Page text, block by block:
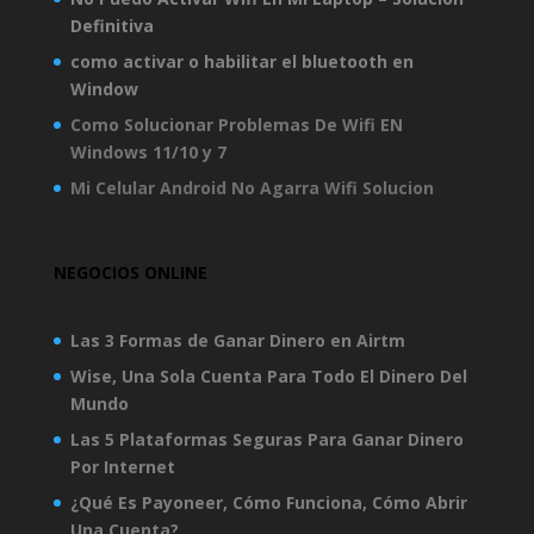
Definitiva
como activar o habilitar el bluetooth en
Window
Como Solucionar Problemas De Wifi EN
Windows 11/10 y 7
Mi Celular Android No Agarra Wifi Solucion
NEGOCIOS ONLINE
Las 3 Formas de Ganar Dinero en Airtm
Wise, Una Sola Cuenta Para Todo El Dinero Del
Mundo
Las 5 Plataformas Seguras Para Ganar Dinero
Por Internet
¿Qué Es Payoneer, Cómo Funciona, Cómo Abrir